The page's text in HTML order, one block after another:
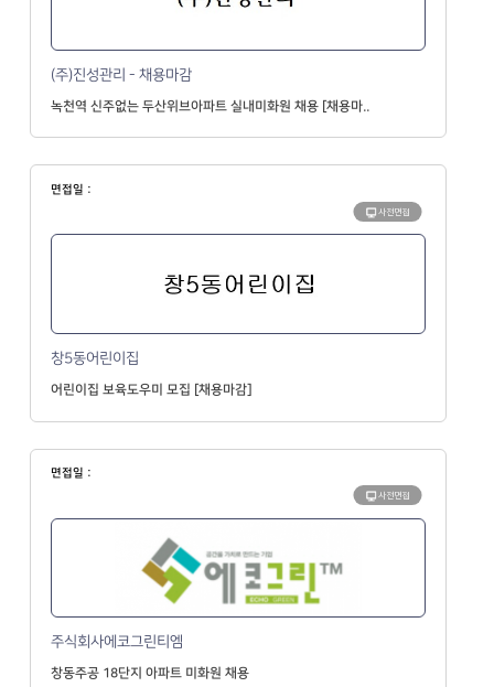
(주)진성관리 - 채용마감
녹천역 신주없는 두산위브아파트 실내미화원 채용 [채용마..
면접일 :
사전면접
창5동어린이집
어린이집 보육도우미 모집 [채용마감]
면접일 :
사전면접
주식회사에코그린티엠
창동주공 18단지 아파트 미화원 채용